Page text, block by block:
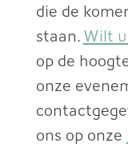
die de
staan. Wilt
op de
onze
ons op onze